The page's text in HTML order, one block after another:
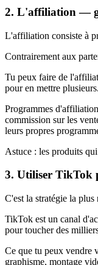
2. L'affiliation —
L'affiliation consiste à
Contrairement aux
Tu peux faire de
pour en mettre plusieurs.
Programmes
commission sur les
leurs propres
Astuce : les produits
3. Utiliser TikTok
C'est la stratégie la
TikTok est un canal
pour toucher des
Ce que tu peux vendre
graphisme, montage